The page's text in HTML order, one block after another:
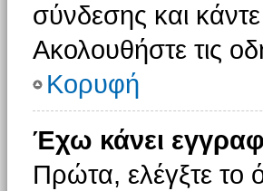
σύνδεσης και
Ακολουθήστε τις
Κορυφή
Έχω κάνει
Πρώτα, ελέγξτε το